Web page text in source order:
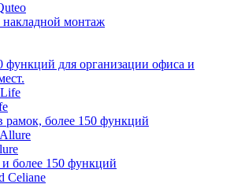
накладной монтаж
функций для организации офиса и
рамок, более 150 функций
более 150 функций